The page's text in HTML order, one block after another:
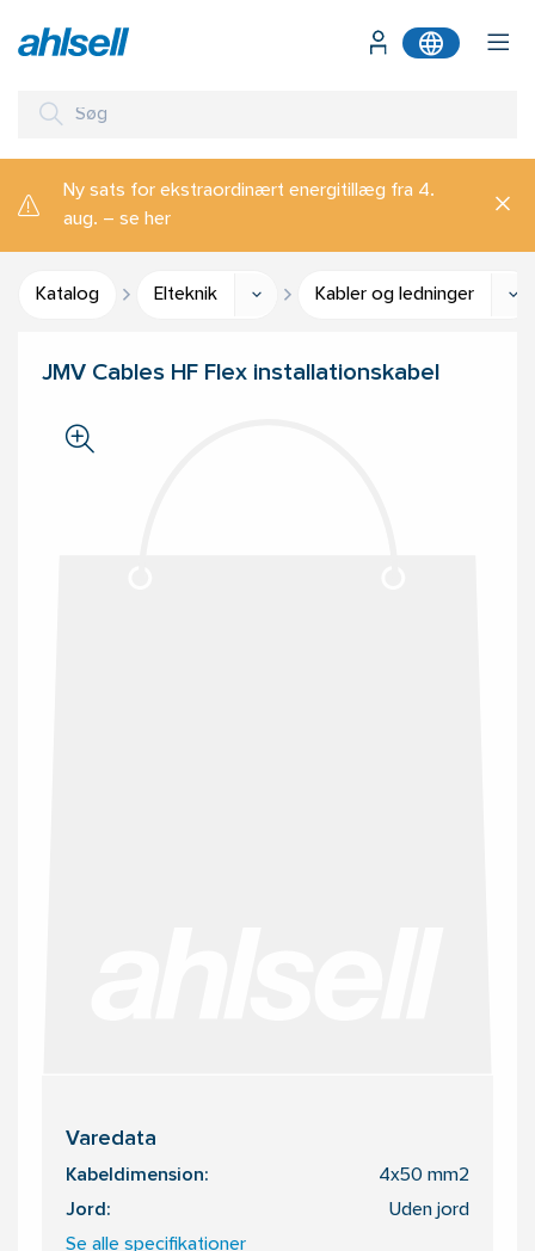
Ny sats for ekstraordinært energitillæg fra 4.
aug. – se her
Katalog Elteknik Kabler og ledninger
JMV Cables HF Flex installationskabel
Varedata
Kabeldimension: 4x50 mm2
Jord: Uden jord
Se alle specifikationer